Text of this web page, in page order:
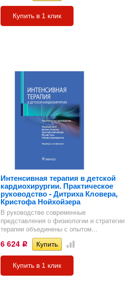
Купить в 1 клик
Интенсивная терапия в детской
кардиохирургии. Практическое
руководство - Дитриха Кловера,
Кристофа Нойхойзера
В руководстве современные
представления о физиологии и стратегии
терапии объединены с опытом...
6 624 Р
Купить в 1 клик